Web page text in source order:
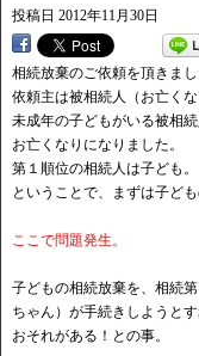
投稿日 2012年11月30日
相続放棄のご依頼を頂きまし
依頼主は被相続人（お亡く
未成年の子どもがいる被相
お亡くなりになりました。
第１順位の相続人は子ども。
ということで、まずは子ど
ここで問題発生。
子どもの相続放棄を、相続
ちゃん）が手続きしようと
おそれがある！との事。